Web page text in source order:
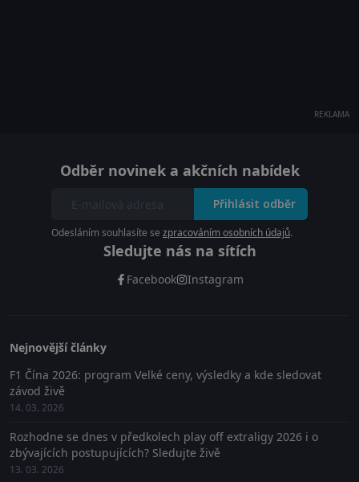
REKLAMA
Odběr novinek a akčních nabídek
Přihlásit odběr
Odesláním souhlasíte se zpracováním osobních údajů.
Sledujte nás na sítích
Facebook Instagram
Nejnovější články
F1 Čína 2026: program Velké ceny, výsledky a kde sledovat
závod živě
14. 03. 2026
Rozhodne se dnes v předkolech play off extraligy 2026 i o
zbývajících postupujících? Sledujte živě
13. 03. 2026